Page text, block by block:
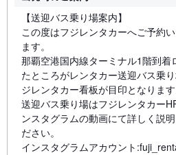
【送迎バス乗り場案内】
この度はフジレンタカーへご予約
ます。
那覇空港国内線ターミナル1階到着
たところがレンタカー送迎バス乗
ジレンタカー看板が目印となります
送迎バス乗り場はフジレンタカー
ンスタグラムの動画にて詳しく説
ださい。
インスタグラムアカウント